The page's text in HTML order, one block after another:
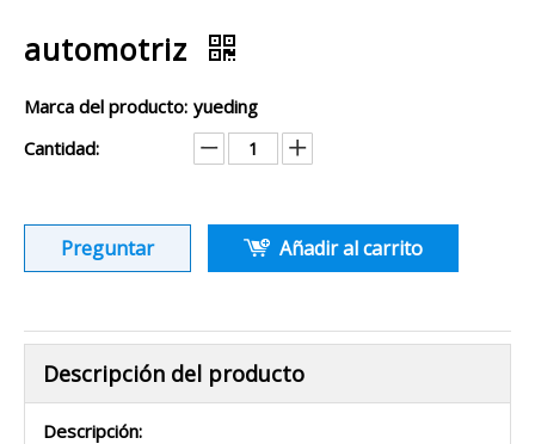
automotriz
Marca del producto: yueding
Cantidad:
Preguntar Añadir al carrito
Descripción del producto
Descripción: